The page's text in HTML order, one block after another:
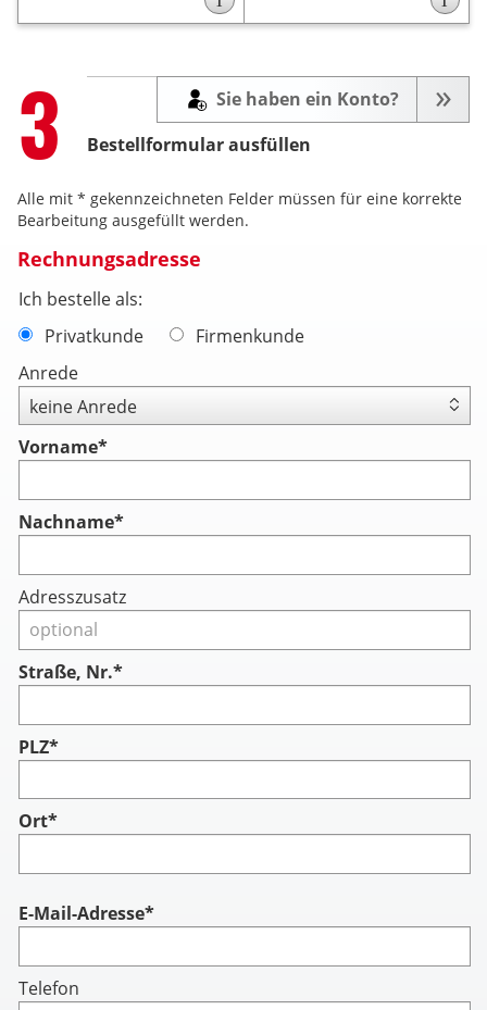
Fleisch und Fisch
Step
3 Bestellformular ausfüllen
Sie haben ein Konto?
Alle mit * gekennzeichneten Felder müssen für eine korrekte
Bearbeitung ausgefüllt werden.
Rechnungsadresse
Ich bestelle als:
Privatkunde
Firmenkunde
Anrede
Vorname*
Nachname*
Adresszusatz
Straße, Nr.*
PLZ*
Ort*
Account
E-Mail-Adresse*
Telefon